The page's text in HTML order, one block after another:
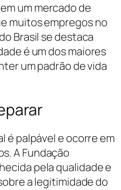
um mercado de
muitos empregos no
Brasil se destaca
é um dos maiores
um padrão de vida
é palpável e ocorre em
A Fundação
pela qualidade e
a legitimidade do